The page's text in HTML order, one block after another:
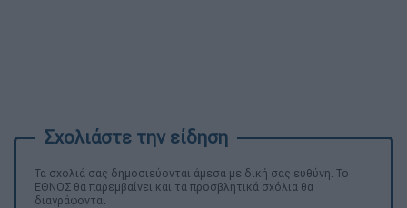
Τα σχολιά σας δημοσιεύονται άμεσα με δική σας ευθύνη. Το
ΕΘΝΟΣ θα παρεμβαίνει και τα προσβλητικά σχόλια θα
διαγράφονται